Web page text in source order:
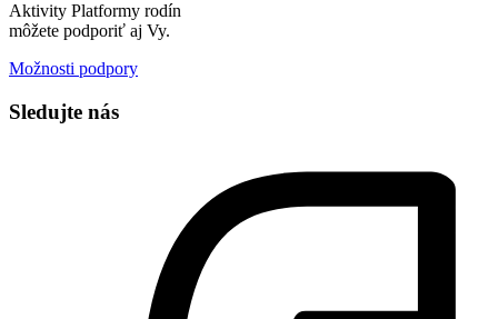
Aktivity Platformy rodín
môžete podporiť aj Vy.
Možnosti podpory
Sledujte nás